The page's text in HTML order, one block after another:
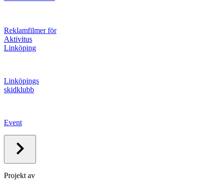
Reklamfilmer för
Aktivitus
Linköping
Linköpings
skidklubb
Event
Projekt av